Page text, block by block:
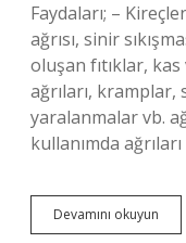
Faydaları; –
ağrısı, sinir
oluşan fıtıklar,
ağrıları,
yaralanmalar vb.
kullanımda
Devamını okuyun
Kremi